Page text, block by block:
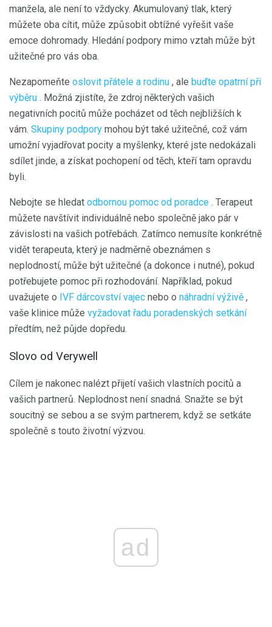
manžela, ale není to vždycky. Akumulovaný tlak, který
můžete oba cítit, může způsobit obtížné vyřešit vaše
emoce dohromady. Hledání podpory mimo vztah může být
užitečné pro vás oba.
Nezapomeňte oslovit přátele a rodinu , ale buďte opatrní při
výběru . Možná zjistíte, že zdroj některých vašich
negativních pocitů může pocházet od těch nejbližších k
vám. Skupiny podpory mohou být také užitečné, což vám
umožní vyjadřovat pocity a myšlenky, které jste nedokázali
sdílet jinde, a získat pochopení od těch, kteří tam opravdu
byli.
Nebojte se hledat odbornou pomoc od poradce . Terapeut
můžete navštívit individuálně nebo společně jako pár v
závislosti na vašich potřebách. Zatímco nemusíte konkrétně
vidět terapeuta, který je nadměrně obeznámen s
neplodností, může být užitečné (a dokonce i nutné), pokud
potřebujete pomoc při rozhodování. Například, pokud
uvažujete o IVF dárcovství vajec nebo o náhradní výživě ,
vaše klinice může vyžadovat řadu poradenských setkání
předtím, než půjde dopředu.
Slovo od Verywell
Cílem je nakonec nalézt přijetí vašich vlastních pocitů a
vašich partnerů. Neplodnost není snadná. Snažte se být
soucitný se sebou a se svým partnerem, když se setkáte
společně s touto životní výzvou.
ad